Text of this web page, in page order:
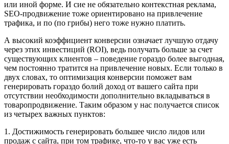
или иной форме. И сие не обязательно контекстная реклама,
SEO-продвижение тоже ориентировано на привлечение
трафика, и по (по грибы) него тоже нужно платить.
А высокий коэффициент конверсии означает лучшую отдачу
через этих инвестиций (ROI), ведь получать больше за счет
существующих клиентов – поведение гораздо более выгодная,
чем постоянно тратится на привлечение новых. Если только в
двух словах, то оптимизация конверсии поможет вам
генерировать гораздо болий доход от вашего сайта при
отсутствии необходимости дополнительно вкладываться в
товаропродвижение. Таким образом у нас получается список
из четырех важных пунктов:
1. Достижимость генерировать большее число лидов или
продаж с сайта, при том трафике, что-то у вас уже есть